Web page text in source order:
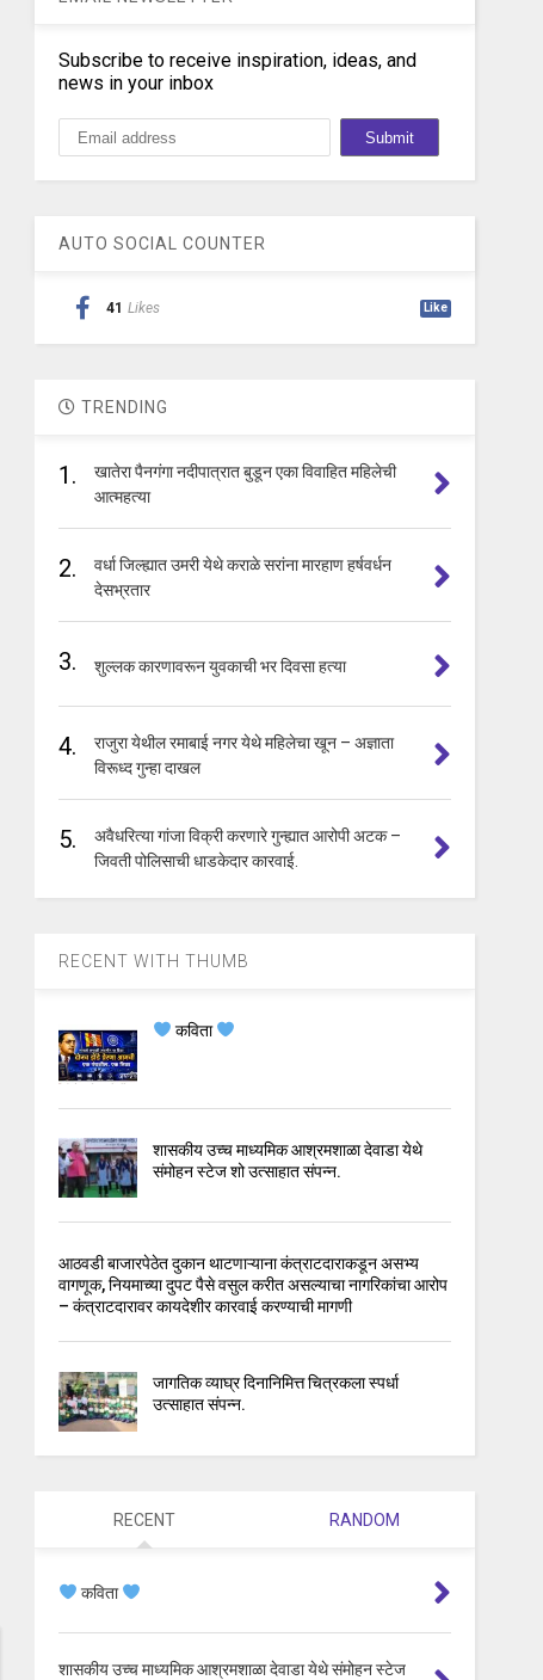
Subscribe to receive inspiration, ideas, and
news in your inbox
AUTO SOCIAL COUNTER
41 Likes Like
TRENDING
1.
खातेरा पैनगंगा नदीपात्रात बुडून एका विवाहित महिलेची
आत्महत्या
2.
वर्धा जिल्ह्यात उमरी येथे कराळे सरांना मारहाण हर्षवर्धन
देसभ्रतार
3. शुल्लक कारणावरून युवकाची भर दिवसा हत्या
4.
राजुरा येथील रमाबाई नगर येथे महिलेचा खून – अज्ञाता
विरूध्द गुन्हा दाखल
5.
अवैधरित्या गांजा विक्री करणारे गुन्ह्यात आरोपी अटक –
जिवती पोलिसाची धाडकेदार कारवाई.
RECENT WITH THUMB
कविता
शासकीय उच्च माध्यमिक आश्रमशाळा देवाडा येथे
संमोहन स्टेज शो उत्साहात संपन्न.
आठवडी बाजारपेठेत दुकान थाटणाऱ्याना कंत्राटदाराकडून असभ्य
वागणूक, नियमाच्या दुपट पैसे वसुल करीत असल्याचा नागरिकांचा आरोप
– कंत्राटदारावर कायदेशीर कारवाई करण्याची मागणी
जागतिक व्याघ्र दिनानिमित्त चित्रकला स्पर्धा
उत्साहात संपन्न.
RECENT RANDOM
कविता
शासकीय उच्च माध्यमिक आश्रमशाळा देवाडा येथे संमोहन स्टेज